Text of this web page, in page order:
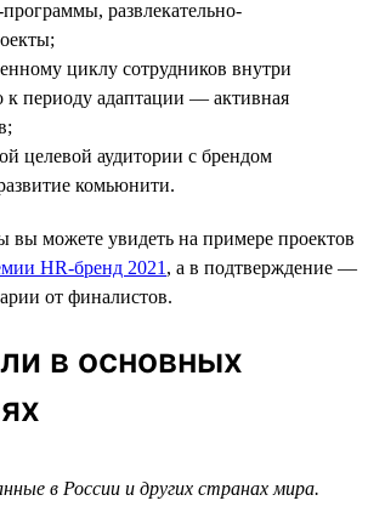
развлекательно-
циклу сотрудников внутри
к периоду адаптации — активная
целевой аудитории с брендом
комьюнити.
вы можете увидеть на примере проектов
HR-бренд 2021 , а в подтверждение —
от финалистов.
в основных
в России и других странах мира.